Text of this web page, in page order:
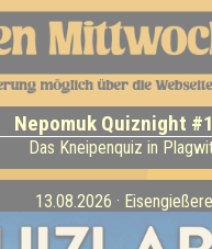
Nepomuk Quiznight
Das Kneipenquiz in
13.08.2026 ·